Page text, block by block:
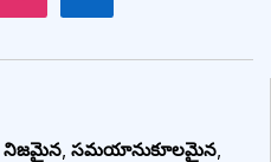
నిజమైన సమయానుకూలమైన